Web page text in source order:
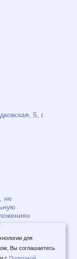
для
Вы соглашаетесь
5 , г.
не